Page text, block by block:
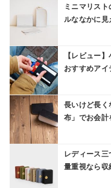
ミニマリス
ルななかに見
【レビュー
おすすめア
長いけど長く
布」でお会計
レディース
量重視なら収